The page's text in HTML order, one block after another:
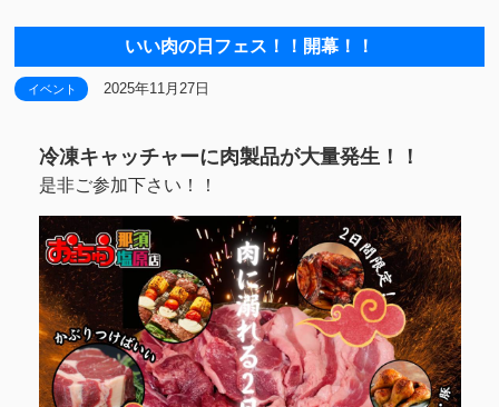
いい肉の日フェス！！開幕！！
イベント 2025年11月27日
冷凍キャッチャーに肉製品が大量発生！！
是非ご参加下さい！！